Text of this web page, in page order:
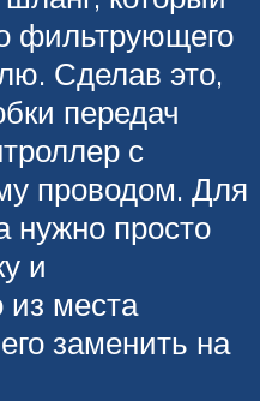
фильтрующего
Сделав это,
передач
с
проводом. Для
нужно просто
и
из места
заменить на